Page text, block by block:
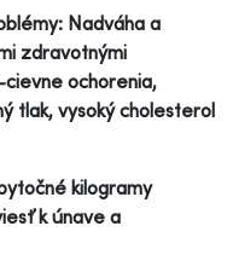
Nadváha a
zdravotnými
ochorenia,
tlak, vysoký cholesterol
kilogramy
k únave a